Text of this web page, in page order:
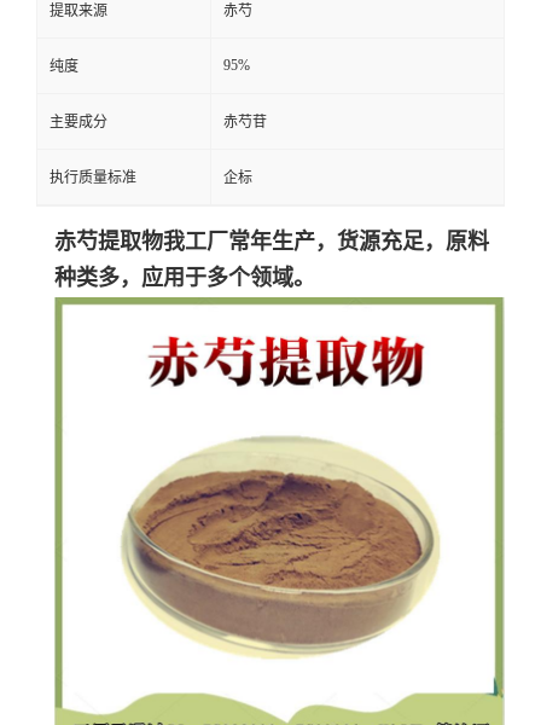
提取来源 赤芍
纯度 95%
主要成分 赤芍苷
执行质量标准 企标
赤芍提取物我工厂常年生产，货源充足，原料
种类多，应用于多个领域。